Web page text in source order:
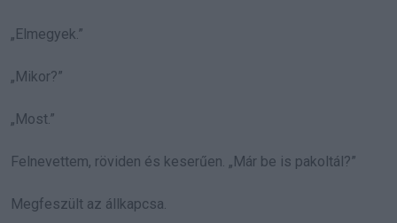
„Elmegyek.”
„Mikor?”
„Most.”
Felnevettem, röviden és keserűen. „Már be is pakoltál?”
Megfeszült az állkapcsa.